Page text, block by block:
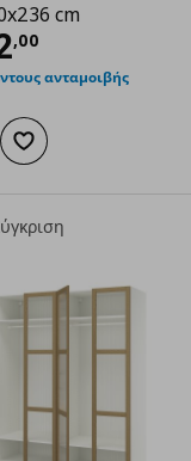
cm
,00
ανταμοιβής
στο καλάθι
Προσθήκη στα